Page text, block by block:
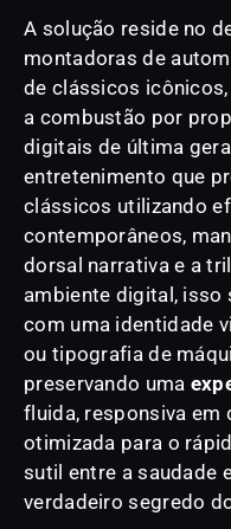
A solução reside no
montadoras de
de clássicos
a combustão por
digitais de última
entretenimento que
clássicos utilizando
contemporâneos,
dorsal narrativa e a
ambiente digital, isso
com uma identidade
ou tipografia de
preservando uma
fluida, responsiva
otimizada para o
sutil entre a saudade
verdadeiro segredo